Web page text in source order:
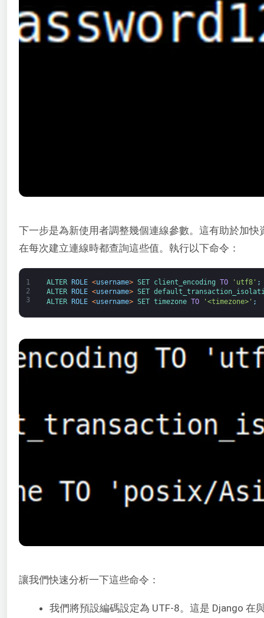
下一步是為新使用者調整幾個連線參數。這有助於加
在每次建立連線時都查詢這些值。執行以下命令：
1
2
3
ALTER ROLE <username> SET client_encoding TO 'utf8' ;
ALTER
ROLE <username> SET
ALTER
ROLE <username> SET timezone TO '<timezone>' ;
讓我們快速分析一下這些命令：
我們將預設編碼設定為 UTF-8。這是 Django 在